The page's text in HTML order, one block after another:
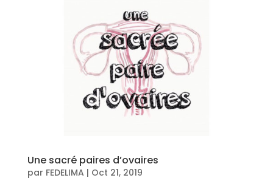
Une sacré paires d’ovaires
par FEDELIMA | Oct 21, 2019